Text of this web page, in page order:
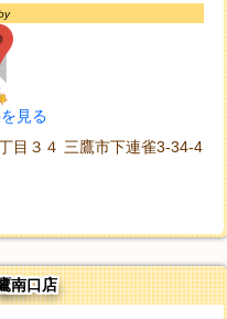
見る
目３４ 三鷹市下連雀3-34-4
南口店